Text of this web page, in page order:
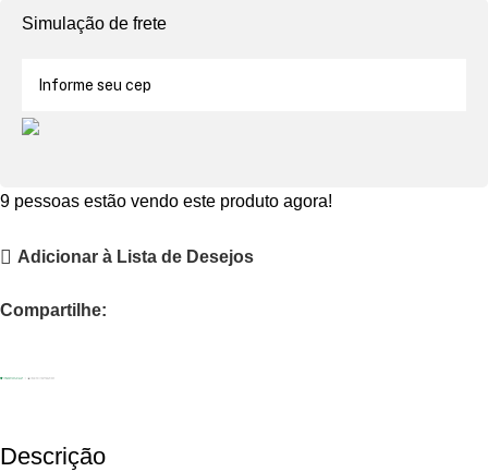
Simulação de frete
9 pessoas estão vendo este produto agora!
Adicionar à Lista de Desejos
Compartilhe:
Descrição